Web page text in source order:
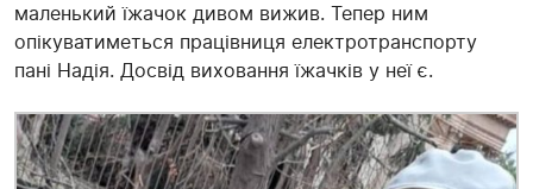
маленький їжачок дивом вижив. Тепер ним
опікуватиметься працівниця електротранспорту
пані Надія. Досвід виховання їжачків у неї є.